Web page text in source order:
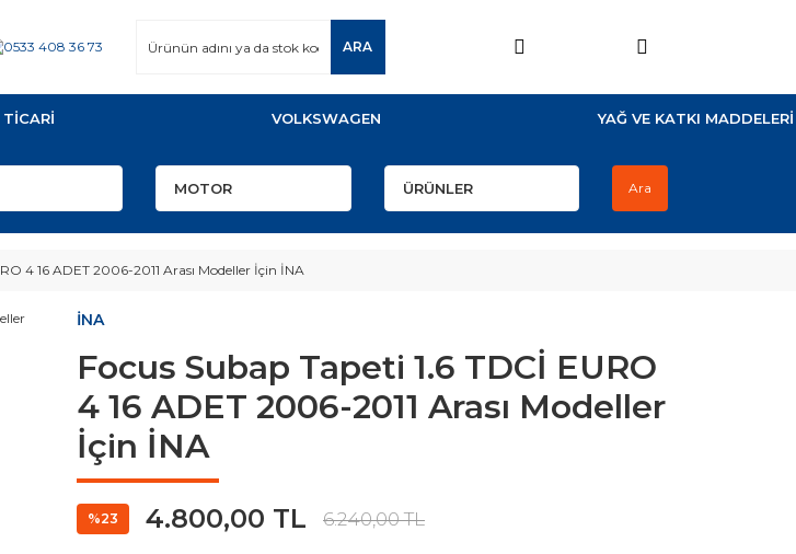
ARA
TİCARİ VOLKSWAGEN YAĞ VE KATKI MADDELERİ
Ara
4 16 ADET 2006-2011 Arası Modeller İçin İNA
İNA
Focus Subap Tapeti 1.6 TDCİ EURO
4 16 ADET 2006-2011 Arası Modeller
İçin İNA
%23 4.800,00 TL 6.240,00 TL